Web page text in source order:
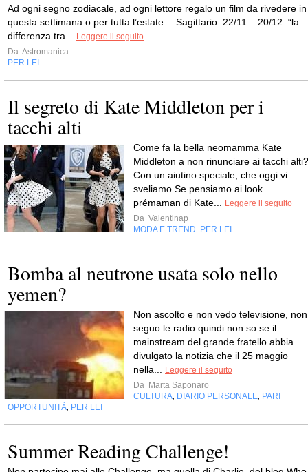
Ad ogni segno zodiacale, ad ogni lettore regalo un film da rivedere in
questa settimana o per tutta l’estate… Sagittario: 22/11 – 20/12: “la
differenza tra...
Leggere il seguito
Da Astromanica
PER LEI
Il segreto di Kate Middleton per i
tacchi alti
Come fa la bella neomamma Kate
Middleton a non rinunciare ai tacchi alti?
Con un aiutino speciale, che oggi vi
sveliamo Se pensiamo ai look
prémaman di Kate...
Leggere il seguito
Da Valentinap
MODA E TREND
PER LEI
Bomba al neutrone usata solo nello
yemen?
Non ascolto e non vedo televisione, non
seguo le radio quindi non so se il
mainstream del grande fratello abbia
divulgato la notizia che il 25 maggio
nella...
Leggere il seguito
Da Marta Saponaro
CULTURA DIARIO PERSONALE PARI
OPPORTUNITÀ PER LEI
Summer Reading Challenge!